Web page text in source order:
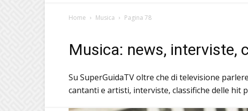
Home Musica Pagina 78
Musica: news, interviste,
Su SuperGuidaTV oltre che di televisione
cantanti e artisti, interviste, classifiche delle hit